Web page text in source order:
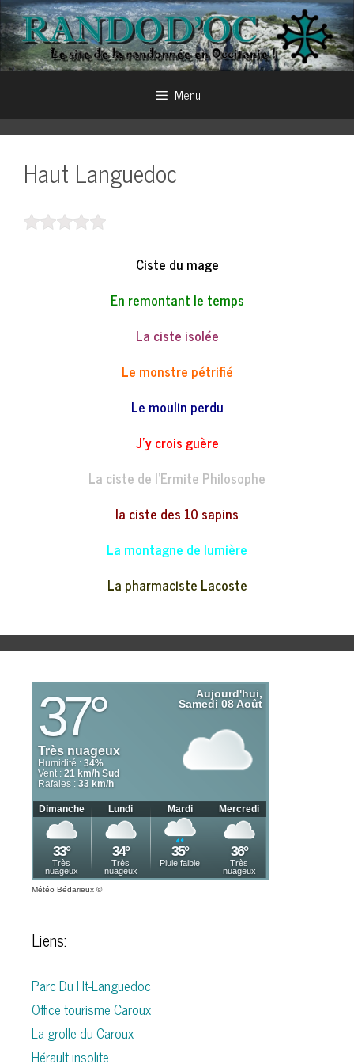
Aller
au
contenu
Menu
Haut Languedoc
Ciste du mage
En remontant le temps
La ciste isolée
Le monstre pétrifié
Le moulin perdu
J’y crois guère
La ciste de l’Ermite Philosophe
la ciste des 10 sapins
La montagne de lumière
La pharmaciste Lacoste
Météo Bédarieux ©
Liens:
Parc Du Ht-Languedoc
Office tourisme Caroux
La grolle du Caroux
Hérault insolite